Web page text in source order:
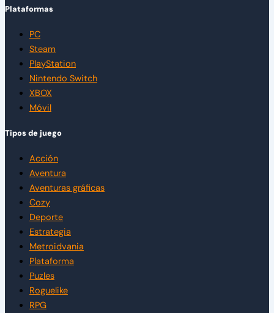
Plataformas
PC
Steam
PlayStation
Nintendo Switch
XBOX
Móvil
Tipos de juego
Acción
Aventura
Aventuras gráficas
Cozy
Deporte
Estrategia
Metroidvania
Plataforma
Puzles
Roguelike
RPG